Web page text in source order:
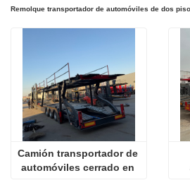
Remolque transportador de automóviles de dos
Camión transportador de
automóviles cerrado en